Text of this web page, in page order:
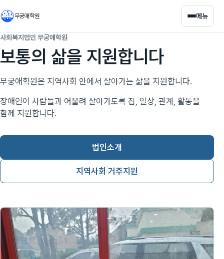
무궁애학원 메뉴
사회복지법인 무궁애학원
보통의 삶을 지원합니다
무궁애학원은 지역사회 안에서 살아가는 삶을 지원합니다.
장애인이 사람들과 어울려 살아가도록 집, 일상, 관계, 활동을
함께 지원합니다.
법인소개
지역사회 거주지원